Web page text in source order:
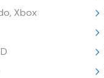
Xbox